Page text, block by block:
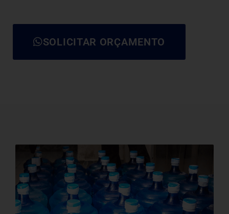
SOLICITAR ORÇAMENTO